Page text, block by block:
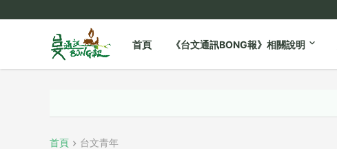
首頁 《台文通訊BONG報》相關說明
首頁 台文青年